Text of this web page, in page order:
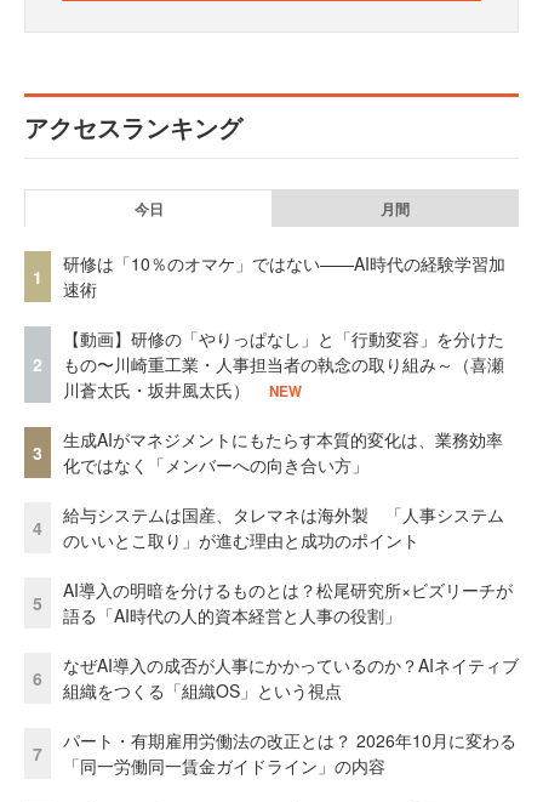
アクセスランキング
今日 月間
1
研修は「10％のオマケ」ではない——AI時代の経験学習加
速術
2
【動画】研修の「やりっぱなし」と「行動変容」を分けた
もの〜川崎重工業・人事担当者の執念の取り組み～（喜瀬
川蒼太氏・坂井風太氏）
NEW
3
生成AIがマネジメントにもたらす本質的変化は、業務効率
化ではなく「メンバーへの向き合い方」
4
給与システムは国産、タレマネは海外製 「人事システム
のいいとこ取り」が進む理由と成功のポイント
5
AI導入の明暗を分けるものとは？松尾研究所×ビズリーチが
語る「AI時代の人的資本経営と人事の役割」
6
なぜAI導入の成否が人事にかかっているのか？AIネイティブ
組織をつくる「組織OS」という視点
7
パート・有期雇用労働法の改正とは？ 2026年10月に変わる
「同一労働同一賃金ガイドライン」の内容